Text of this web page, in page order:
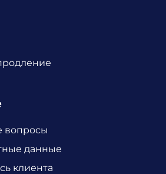
вопросы
данные
клиента